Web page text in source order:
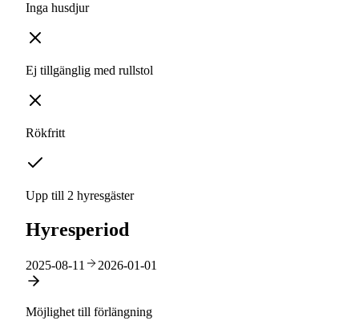
Inga husdjur
Ej tillgänglig med rullstol
Rökfritt
Upp till 2 hyresgäster
Hyresperiod
2025-08-11 2026-01-01
Möjlighet till förlängning